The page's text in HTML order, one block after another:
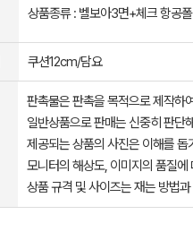
상품종류 : 벨보아3면+체크 항공
쿠션12cm/담요
판촉물은 판촉을 목적으로 제작하
일반상품으로 판매는 신중히 판단
제공되는 상품의 사진은 이해를
모니터의 해상도, 이미지의 품질
상품 규격 및 사이즈는 재는 방법